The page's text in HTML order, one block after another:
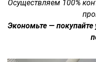
Осуществляем 100%
Экономьте — покупайте